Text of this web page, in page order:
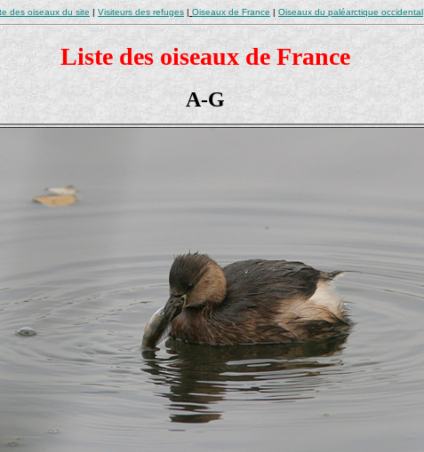
des oiseaux du site | Visiteurs des refuges | Oiseaux de France | Oiseaux du paléarctique occidental
Liste des oiseaux de France
A-G